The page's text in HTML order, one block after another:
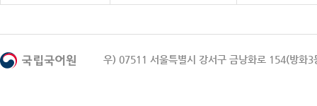
우) 07511 서울특별시 강서구 금낭화로 154(방화3